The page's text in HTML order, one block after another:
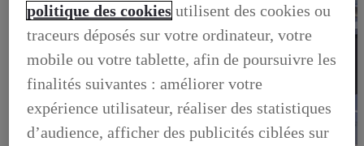
politique des cookies utilisent des cookies ou
traceurs déposés sur votre ordinateur, votre
mobile ou votre tablette, afin de poursuivre les
finalités suivantes : améliorer votre
expérience utilisateur, réaliser des statistiques
d’audience, afficher des publicités ciblées sur